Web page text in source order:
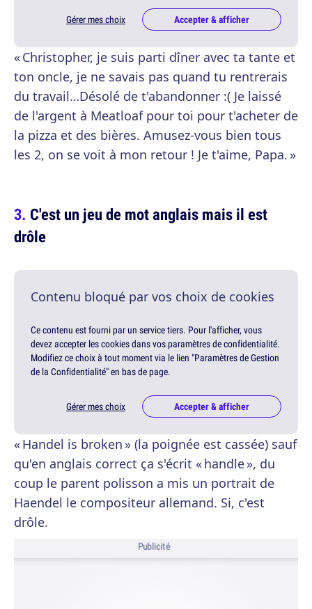
Gérer mes choix Accepter & afficher
« Christopher, je suis parti dîner avec ta tante et
ton oncle, je ne savais pas quand tu rentrerais
du travail…Désolé de t'abandonner :( Je laissé
de l'argent à Meatloaf pour toi pour t'acheter de
la pizza et des bières. Amusez-vous bien tous
les 2, on se voit à mon retour ! Je t'aime, Papa. »
C'est un jeu de mot anglais mais il est
drôle
Contenu bloqué par vos choix de cookies
Ce contenu est fourni par un service tiers. Pour l'afficher, vous
devez accepter les cookies dans vos paramètres de confidentialité.
Modifiez ce choix à tout moment via le lien "Paramètres de Gestion
de la Confidentialité" en bas de page.
Gérer mes choix Accepter & afficher
« Handel is broken » (la poignée est cassée) sauf
qu'en anglais correct ça s'écrit « handle », du
coup le parent polisson a mis un portrait de
Haendel le compositeur allemand. Si, c'est
drôle.
Publicité